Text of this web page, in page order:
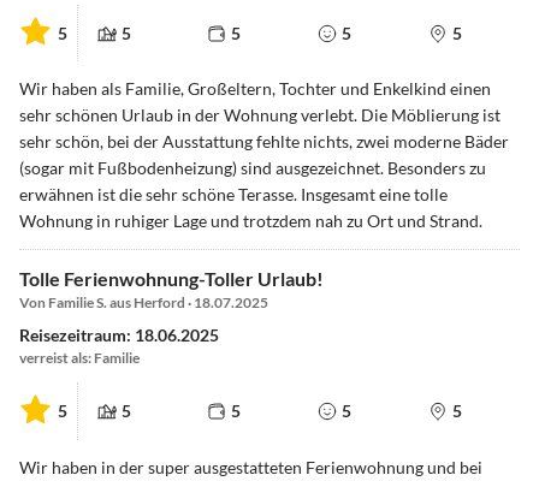
5 5 5 5 5
Wir haben als Familie, Großeltern, Tochter und Enkelkind einen
sehr schönen Urlaub in der Wohnung verlebt. Die Möblierung ist
sehr schön, bei der Ausstattung fehlte nichts, zwei moderne Bäder
(sogar mit Fußbodenheizung) sind ausgezeichnet. Besonders zu
erwähnen ist die sehr schöne Terasse. Insgesamt eine tolle
Wohnung in ruhiger Lage und trotzdem nah zu Ort und Strand.
Tolle Ferienwohnung-Toller Urlaub!
Von Familie S. aus Herford · 18.07.2025
Reisezeitraum: 18.06.2025
verreist als: Familie
5 5 5 5 5
Wir haben in der super ausgestatteten Ferienwohnung und bei